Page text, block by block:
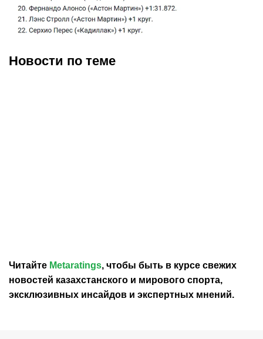
Новости по теме
Читайте Metaratings, чтобы быть в курсе свежих
новостей казахстанского и мирового спорта,
эксклюзивных инсайдов и экспертных мнений.